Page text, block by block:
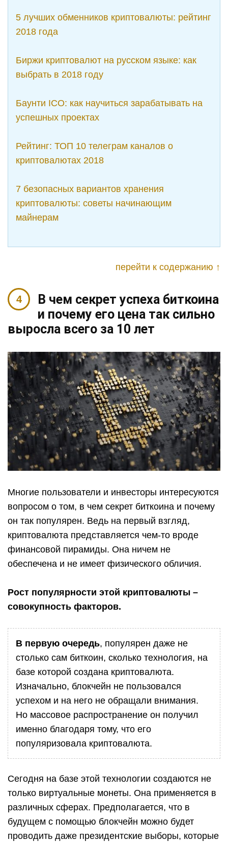
5 лучших обменников криптовалюты: рейтинг
2018 года
Биржи криптовалют на русском языке: как
выбрать в 2018 году
Баунти ICO: как научиться зарабатывать на
успешных проектах
Рейтинг: ТОП 10 телеграм каналов о
криптовалютах 2018
7 безопасных вариантов хранения
криптовалюты: советы начинающим
майнерам
перейти к содержанию ↑
В чем секрет успеха биткоина
и почему его цена так сильно
выросла всего за 10 лет
Многие пользователи и инвесторы интересуются
вопросом о том, в чем секрет биткоина и почему
он так популярен. Ведь на первый взгляд,
криптовалюта представляется чем-то вроде
финансовой пирамиды. Она ничем не
обеспечена и не имеет физического обличия.
Рост популярности этой криптовалюты –
совокупность факторов.
В первую очередь, популярен даже не
столько сам биткоин, сколько технология, на
базе которой создана криптовалюта.
Изначально, блокчейн не пользовался
успехом и на него не обращали внимания.
Но массовое распространение он получил
именно благодаря тому, что его
популяризовала криптовалюта.
Сегодня на базе этой технологии создаются не
только виртуальные монеты. Она применяется в
различных сферах. Предполагается, что в
будущем с помощью блокчейн можно будет
проводить даже президентские выборы, которые